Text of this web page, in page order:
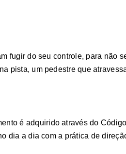
fugir do seu controle, para não
pista, um pedestre que
é adquirido através do
dia a dia com a prática de